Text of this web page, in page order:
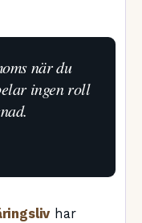
när du
ingen roll
har